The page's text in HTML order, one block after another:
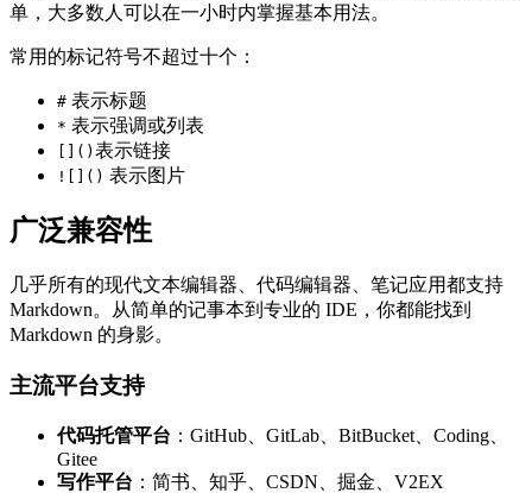
单，大多数人可以在一小时内掌握基本用法。
常用的标记符号不超过十个：
# 表示标题
* 表示强调或列表
[]() 表示链接
![]() 表示图片
广泛兼容性
几乎所有的现代文本编辑器、代码编辑器、笔记应用都支持
Markdown。从简单的记事本到专业的 IDE，你都能找到
Markdown 的身影。
主流平台支持
代码托管平台 ：GitHub、GitLab、BitBucket、Coding、
Gitee
写作平台 ：简书、知乎、CSDN、掘金、V2EX